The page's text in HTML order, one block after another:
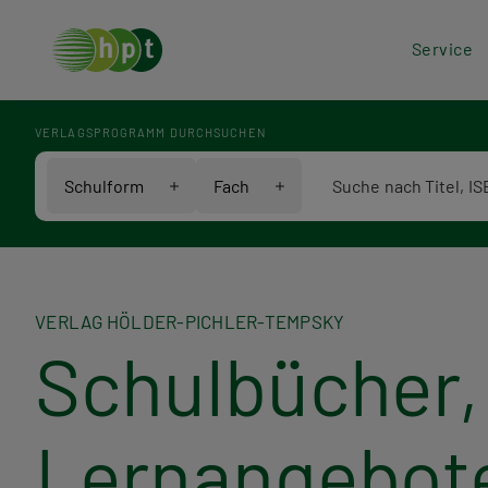
Service
VERLAGSPROGRAMM DURCHSUCHEN
Schulform Fach
VERLAG HÖLDER-PICHLER-TEMPSKY